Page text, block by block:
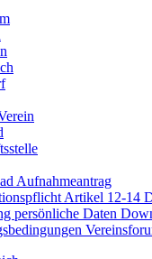
Aufnahmeantrag
Artikel 12-14
persönliche Daten